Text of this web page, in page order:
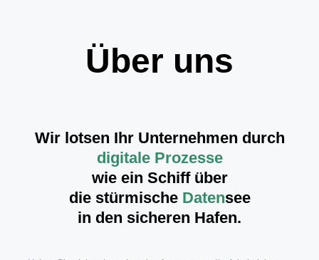
Über uns
Wir lotsen Ihr Unternehmen durch
digitale Prozesse
wie ein Schiff über
die stürmische Datensee
in den sicheren Hafen.